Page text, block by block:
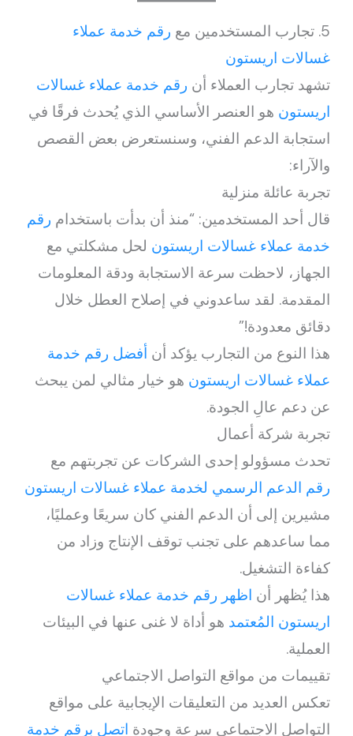
5. تجارب المستخدمين مع
رقم خدمة عملاء
غسالات اريستون
تشهد تجارب العملاء أن رقم خدمة عملاء غسالات
اريستون هو العنصر الأساسي الذي يُحدث فرقًا في
استجابة الدعم الفني، وسنستعرض بعض القصص
والآراء:
تجربة عائلة منزلية
قال أحد المستخدمين: “منذ أن بدأت باستخدام رقم
خدمة عملاء غسالات اريستون لحل مشكلتي مع
الجهاز، لاحظت سرعة الاستجابة ودقة المعلومات
المقدمة. لقد ساعدوني في إصلاح العطل خلال
دقائق معدودة!”
هذا النوع من التجارب يؤكد أن أفضل رقم خدمة
عملاء غسالات اريستون هو خيار مثالي لمن يبحث
عن دعم عالِ الجودة.
تجربة شركة أعمال
تحدث مسؤولو إحدى الشركات عن تجربتهم مع
رقم الدعم الرسمي لخدمة عملاء غسالات اريستون
مشيرين إلى أن الدعم الفني كان سريعًا وعمليًا،
مما ساعدهم على تجنب توقف الإنتاج وزاد من
كفاءة التشغيل.
هذا يُظهر أن اظهر رقم خدمة عملاء غسالات
اريستون المُعتمد هو أداة لا غنى عنها في البيئات
العملية.
تقييمات من مواقع التواصل الاجتماعي
تعكس العديد من التعليقات الإيجابية على مواقع
التواصل الاجتماعي سرعة وجودة اتصل برقم خدمة